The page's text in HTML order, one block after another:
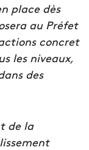
place dès
au Préfet
concret
les niveaux,
des
de la